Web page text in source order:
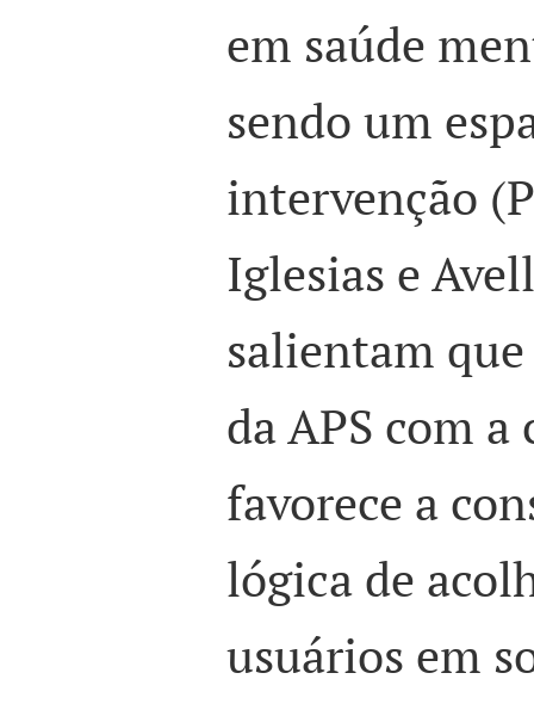
em saúde
sendo um
intervenção
Iglesias e
salientam
da APS com
favorece a
lógica de
usuários em